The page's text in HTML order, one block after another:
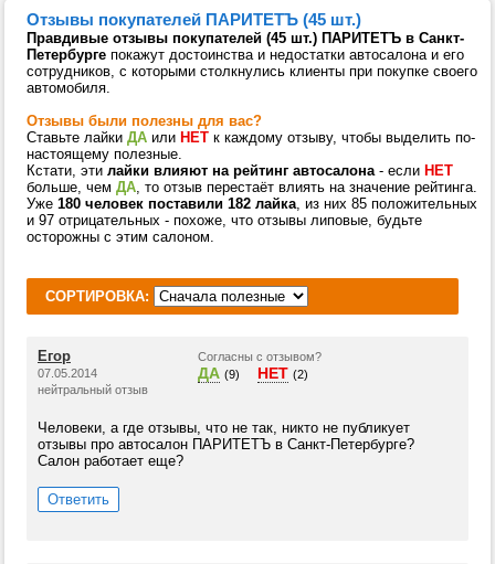
Отзывы покупателей ПАРИТЕТЪ (45 шт.)
Правдивые отзывы покупателей (45 шт.) ПАРИТЕТЪ в Санкт-
Петербурге покажут достоинства и недостатки автосалона и его
сотрудников, с которыми столкнулись клиенты при покупке своего
автомобиля.
Отзывы были полезны для вас?
Ставьте лайки ДА или НЕТ к каждому отзыву, чтобы выделить по-
настоящему полезные.
Кстати, эти лайки влияют на рейтинг автосалона- если НЕТ
больше, чем ДА, то отзыв перестаёт влиять на значение рейтинга.
Уже 180 человек поставили 182 лайка, из них 85 положительных
и 97 отрицательных - похоже, что отзывы липовые, будьте
осторожны с этим салоном.
СОРТИРОВКА:
Егор
07.05.2014
нейтральный отзыв
Согласны с отзывом?
ДА (9) НЕТ (2)
Человеки, а где отзывы, что не так, никто не публикует
отзывы про автосалон ПАРИТЕТЪ в Санкт-Петербурге?
Салон работает еще?
Ответить